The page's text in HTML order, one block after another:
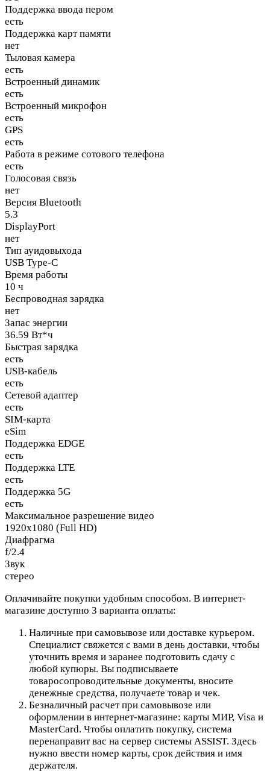
Поддержка ввода пером
есть
Поддержка карт памяти
нет
Тыловая камера
есть
Встроенный динамик
есть
Встроенный микрофон
есть
GPS
есть
Работа в режиме сотового телефона
есть
Голосовая связь
нет
Версия Bluetooth
5.3
DisplayPort
нет
Тип ауидовыхода
USB Type-C
Время работы
10 ч
Беспроводная зарядка
нет
Запас энергии
36.59 Вт*ч
Быстрая зарядка
есть
USB-кабель
есть
Сетевой адаптер
есть
SIM-карта
eSim
Поддержка EDGE
есть
Поддержка LTE
есть
Поддержка 5G
есть
Максимальное разрешение видео
1920x1080 (Full HD)
Диафрагма
f/2.4
Звук
стерео
Оплачивайте покупки удобным способом. В интернет-
магазине доступно 3 варианта оплаты:
Наличные при самовывозе или доставке курьером.
Специалист свяжется с вами в день доставки, чтобы
уточнить время и заранее подготовить сдачу с
любой купюры. Вы подписываете
товаросопроводительные документы, вносите
денежные средства, получаете товар и чек.
Безналичный расчет при самовывозе или
оформлении в интернет-магазине: карты МИР, Visa и
MasterCard. Чтобы оплатить покупку, система
перенаправит вас на сервер системы ASSIST. Здесь
нужно ввести номер карты, срок действия и имя
держателя.